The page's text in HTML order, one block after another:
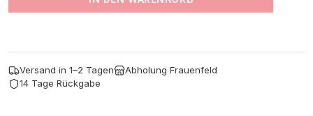
(5Er-
Pack)
Menge
Versand in 1–2 Tagen
Abholung Frauenfeld
14 Tage Rückgabe